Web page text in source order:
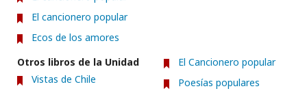
El cancionero popular
Ecos de los amores
Otros libros de la Unidad
Vistas de Chile
El Cancionero popular
Poesías populares